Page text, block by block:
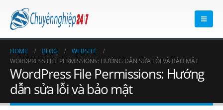
HOME BLOG
WEBSITE
WORDPRESS FILE PERMISSIONS: HƯỚNG DẪN SỬA LỖI VÀ BẢO MẬT
WordPress File Permissions: Hướng
dẫn sửa lỗi và bảo mật